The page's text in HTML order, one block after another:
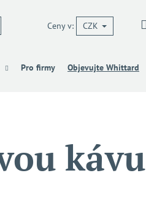
Pro firmy Objevujte Whittard
Ceny v: CZK
kávu